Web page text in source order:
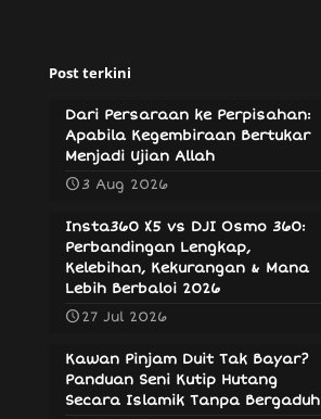
Post terkini
Dari Persaraan ke Perpisahan:
Apabila Kegembiraan Bertukar
Menjadi Ujian Allah
3 Aug 2026
Insta360 X5 vs DJI Osmo 360:
Perbandingan Lengkap,
Kelebihan, Kekurangan & Mana
Lebih Berbaloi 2026
27 Jul 2026
Kawan Pinjam Duit Tak Bayar?
Panduan Seni Kutip Hutang
Secara Islamik Tanpa Bergaduh